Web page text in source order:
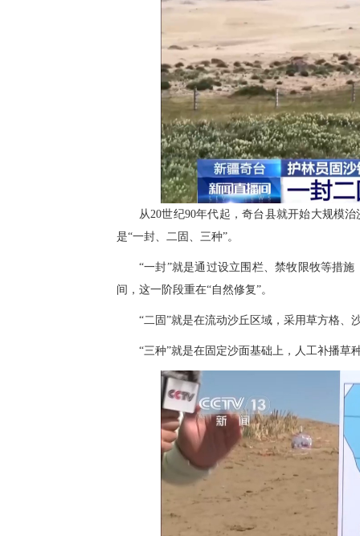
从20世纪90年代起，奇台县就开始大规模
是“一封、二固、三种”。
“一封”就是通过设立围栏、禁牧限牧等措
间，这一阶段重在“自然修复”。
“二固”就是在流动沙丘区域，采用草方格、
“三种”就是在固定沙面基础上，人工补播草